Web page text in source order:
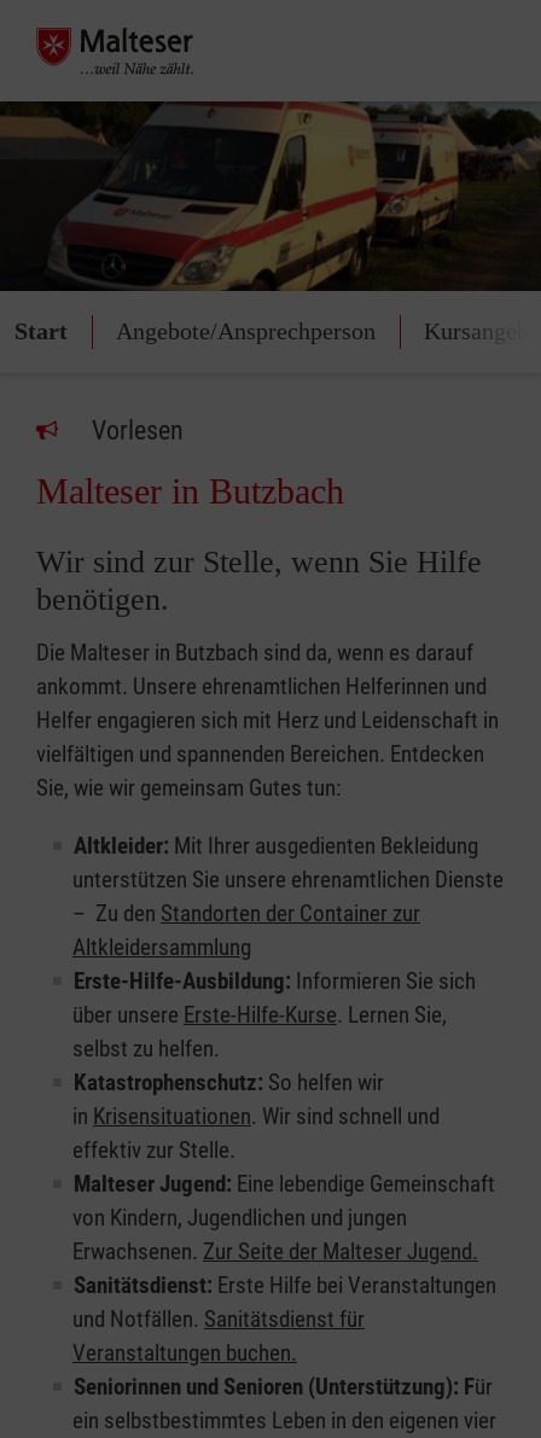
Start Angebote/Ansprechperson
Vorlesen
Malteser in Butzbach
Wir sind zur Stelle, wenn Sie Hilfe
benötigen.
Die Malteser in Butzbach sind da, wenn es darauf
ankommt. Unsere ehrenamtlichen Helferinnen und
Helfer engagieren sich mit Herz und Leidenschaft in
vielfältigen und spannenden Bereichen. Entdecken
Sie, wie wir gemeinsam Gutes tun:
Altkleider: Mit Ihrer ausgedienten Bekleidung
unterstützen Sie unsere ehrenamtlichen Dienste
– Zu den Standorten der Container zur
Altkleidersammlung
Erste-Hilfe-Ausbildung: Informieren Sie sich
über unsere Erste-Hilfe-Kurse. Lernen Sie,
selbst zu helfen.
Katastrophenschutz: So helfen wir
in Krisensituationen. Wir sind schnell und
effektiv zur Stelle.
Malteser Jugend: Eine lebendige Gemeinschaft
von Kindern, Jugendlichen und jungen
Erwachsenen. Zur Seite der Malteser Jugend.
Sanitätsdienst: Erste Hilfe bei Veranstaltungen
und Notfällen. Sanitätsdienst für
Veranstaltungen buchen.
Seniorinnen und Senioren (Unterstützung): Für
ein selbstbestimmtes Leben in den eigenen vier